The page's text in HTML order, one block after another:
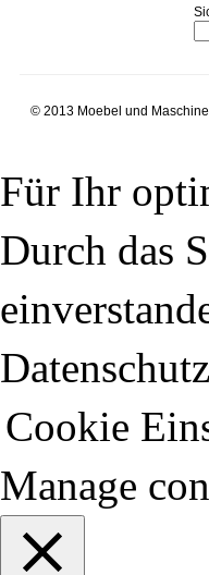
© 2013 Moebel und
Für Ihr
Durch das
Cookie
Manage